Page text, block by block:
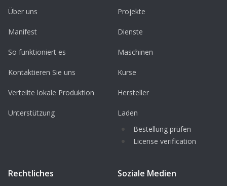
Über uns
Manifest
So funktioniert es
Kontaktieren Sie uns
Verteilte lokale Produktion
Unterstützung
Projekte
Dienste
Maschinen
Kurse
Hersteller
Laden
Bestellung prüfen
License verification
Rechtliches Soziale Medien